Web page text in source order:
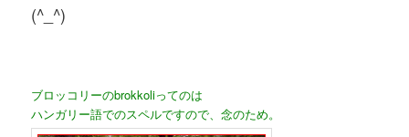
(^_^)
ブロッコリーのbrokkoliってのは
ハンガリー語でのスペルですので、念のため。